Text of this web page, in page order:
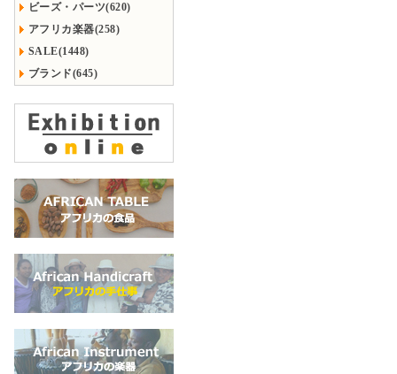
ビーズ・パーツ(620)
アフリカ楽器(258)
SALE(1448)
ブランド(645)